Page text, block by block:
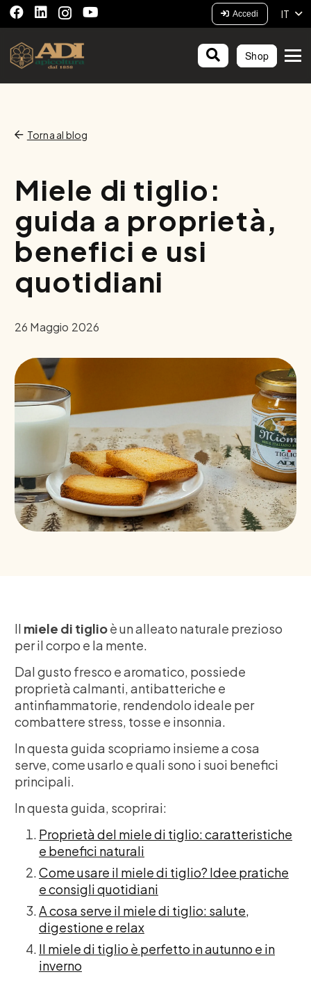
Accedi IT
Shop
Torna al blog
Miele di tiglio:
guida a proprietà,
benefici e usi
quotidiani
26 Maggio 2026
Il miele di tiglioè un alleato naturale prezioso
per il corpo e la mente.
Dal gusto fresco e aromatico, possiede
proprietà calmanti, antibatteriche e
antinfiammatorie, rendendolo ideale per
combattere stress, tosse e insonnia.
In questa guida scopriamo insieme a cosa
serve, come usarlo e quali sono i suoi benefici
principali.
In questa guida, scoprirai:
Proprietà del miele di tiglio: caratteristiche
e benefici naturali
Come usare il miele di tiglio? Idee pratiche
e consigli quotidiani
A cosa serve il miele di tiglio: salute,
digestione e relax
Il miele di tiglio è perfetto in autunno e in
inverno